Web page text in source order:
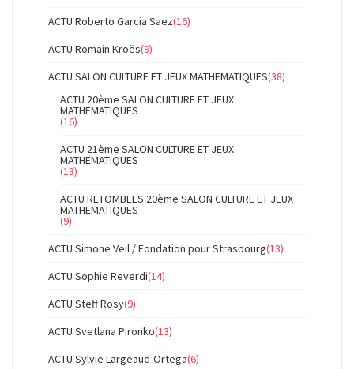
ACTU Roberto Garcia Saez(16)
ACTU Romain Kroës(9)
ACTU SALON CULTURE ET JEUX MATHEMATIQUES(38)
ACTU 20ème SALON CULTURE ET JEUX
MATHEMATIQUES
(16)
ACTU 21ème SALON CULTURE ET JEUX
MATHEMATIQUES
(13)
ACTU RETOMBEES 20ème SALON CULTURE ET JEUX
MATHEMATIQUES
(9)
ACTU Simone Veil / Fondation pour Strasbourg(13)
ACTU Sophie Reverdi(14)
ACTU Steff Rosy(9)
ACTU Svetlana Pironko(13)
ACTU Sylvie Largeaud-Ortega(6)